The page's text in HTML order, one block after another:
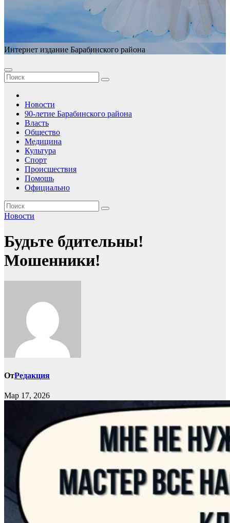
Интернет издание Барабинского района
Новости
90-летие Барабинского района
Власть
Общество
Медицина
Культура
Спорт
Происшествия
Помошь
Официально
Новости
Будьте бдительны!
Мошенники!
ОтРедакция
Мар 17, 2026